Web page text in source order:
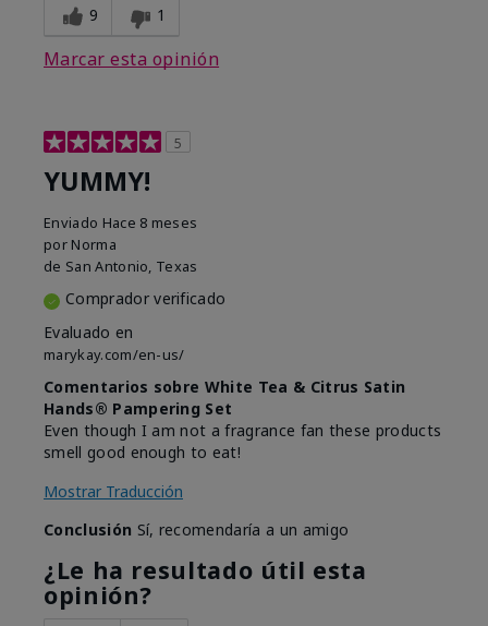
9 1
Marcar esta opinión
5
YUMMY!
Enviado Hace 8 meses
por Norma
de San Antonio, Texas
Comprador verificado
Evaluado en
marykay.com/en-us/
Comentarios sobre White Tea & Citrus Satin
Hands® Pampering Set
Even though I am not a fragrance fan these products
smell good enough to eat!
Mostrar Traducción
Conclusión Sí, recomendaría a un amigo
¿Le ha resultado útil esta
opinión?